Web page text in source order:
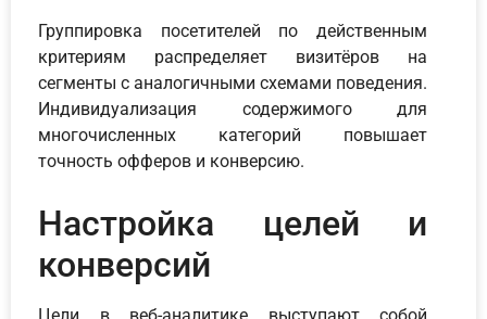
Группировка посетителей по действенным
критериям распределяет визитёров на
сегменты с аналогичными схемами поведения.
Индивидуализация содержимого для
многочисленных категорий повышает
точность офферов и конверсию.
Настройка целей и
конверсий